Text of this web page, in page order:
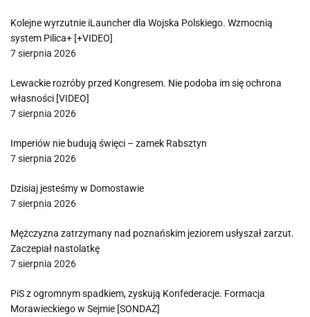
Kolejne wyrzutnie iLauncher dla Wojska Polskiego. Wzmocnią
system Pilica+ [+VIDEO]
7 sierpnia 2026
Lewackie rozróby przed Kongresem. Nie podoba im się ochrona
własności [VIDEO]
7 sierpnia 2026
Imperiów nie budują święci – zamek Rabsztyn
7 sierpnia 2026
Dzisiaj jesteśmy w Domostawie
7 sierpnia 2026
Mężczyzna zatrzymany nad poznańskim jeziorem usłyszał zarzut.
Zaczepiał nastolatkę
7 sierpnia 2026
PiS z ogromnym spadkiem, zyskują Konfederacje. Formacja
Morawieckiego w Sejmie [SONDAŻ]